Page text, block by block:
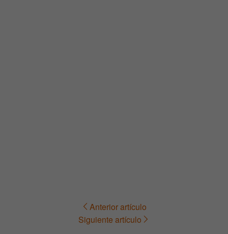
Navegación Anterior artículo
Siguiente artículo